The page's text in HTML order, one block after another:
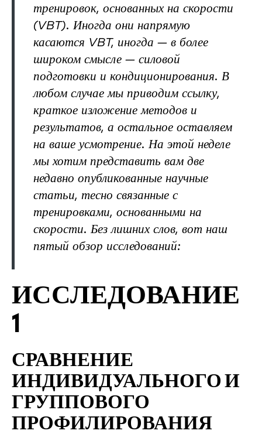
тренировок, основанных на скорости
(VBT). Иногда они напрямую
касаются VBT, иногда — в более
широком смысле — силовой
подготовки и кондиционирования. В
любом случае мы приводим ссылку,
краткое изложение методов и
результатов, а остальное оставляем
на ваше усмотрение. На этой неделе
мы хотим представить вам две
недавно опубликованные научные
статьи, тесно связанные с
тренировками, основанными на
скорости. Без лишних слов, вот наш
пятый обзор исследований:
ИССЛЕДОВАНИЕ
1
СРАВНЕНИЕ
ИНДИВИДУАЛЬНОГО И
ГРУППОВОГО
ПРОФИЛИРОВАНИЯ